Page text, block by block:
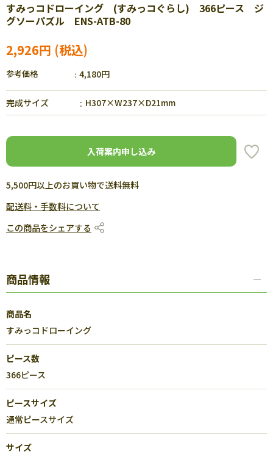
すみっコドローイング (すみっコぐらし) 366ピース ジ
グソーパズル ENS-ATB-80
2,926円
参考価格 4,180円
完成サイズ H307×W237×D21mm
入荷案内申し込み
5,500円以上のお買い物で送料無料
配送料・手数料について
この商品をシェアする
商品情報
商品名
すみっコドローイング
ピース数
366ピース
ピースサイズ
通常ピースサイズ
サイズ